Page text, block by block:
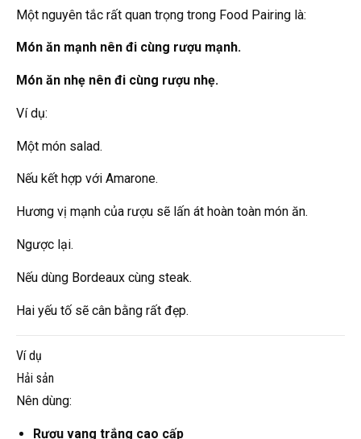
Một nguyên tắc rất quan trọng trong Food Pairing là:
Món ăn mạnh nên đi cùng rượu mạnh.
Món ăn nhẹ nên đi cùng rượu nhẹ.
Ví dụ:
Một món salad.
Nếu kết hợp với Amarone.
Hương vị mạnh của rượu sẽ lấn át hoàn toàn món ăn.
Ngược lại.
Nếu dùng Bordeaux cùng steak.
Hai yếu tố sẽ cân bằng rất đẹp.
Ví dụ
Hải sản
Nên dùng:
Rượu vang trắng cao cấp